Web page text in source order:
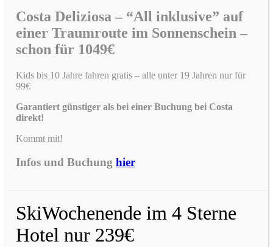
Costa Deliziosa – “All inklusive” auf
einer Traumroute im Sonnenschein –
schon für 1049€
Kids bis 10 Jahre fahren gratis – alle unter 19 Jahren nur für
99€
Garantiert günstiger als bei einer Buchung bei Costa
direkt!
Kommt mit!
Infos und Buchung hier
SkiWochenende im 4 Sterne
Hotel nur 239€